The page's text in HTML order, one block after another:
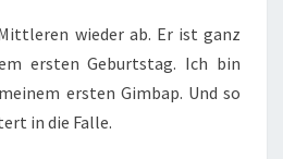
wieder ab. Er ist ganz
ersten Geburtstag. Ich bin
ersten Gimbap. Und so
in die Falle.